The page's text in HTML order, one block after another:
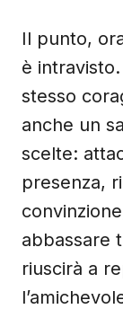
Il punto,
è
stesso
anche un
scelte:
presenza,
abbassare
riuscirà a